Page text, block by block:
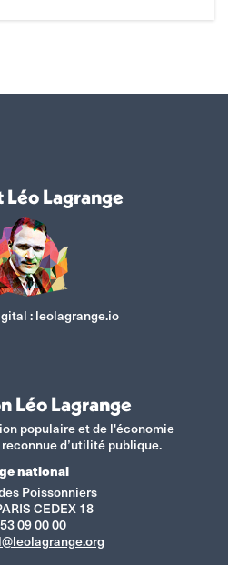
Lagrange
:leolagrange.io
Léo Lagrange
populaire et de l'économie
d’utilité publique.
national
Poissonniers
CEDEX 18
09 00 00